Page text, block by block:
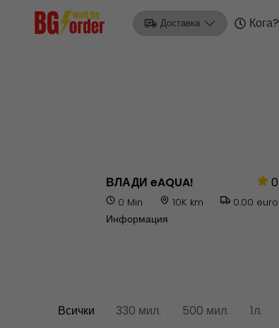
Доставка Кога?
ВЛАДИ eAQUA! 0
0 Min 10K km 0.00 euro
Информация
Всички 330 мил. 500 мил. 1л.